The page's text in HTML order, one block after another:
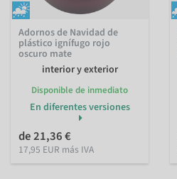
Adornos de Navidad de
plástico ignífugo rojo
oscuro mate
interior y exterior
Disponible de inmediato
En diferentes versiones
de 21,36 €
17,95 EUR más IVA